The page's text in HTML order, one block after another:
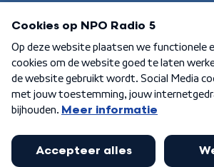
Aanmelden
Algemene voorwaarden Privacybeleid